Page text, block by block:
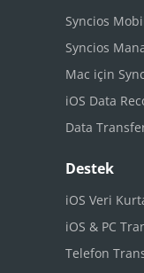
Syncios
Syncios
Mac için
iOS Data
Data
Destek
iOS Veri
iOS & PC
Telefon